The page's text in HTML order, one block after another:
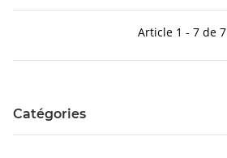
Article 1 - 7 de 7
Catégories